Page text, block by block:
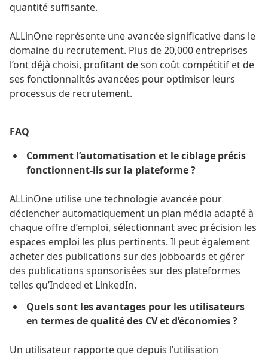
quantité suffisante.
ALLinOne représente une avancée significative dans le
domaine du recrutement. Plus de 20,000 entreprises
l’ont déjà choisi, profitant de son coût compétitif et de
ses fonctionnalités avancées pour optimiser leurs
processus de recrutement.
FAQ
Comment l’automatisation et le ciblage précis
fonctionnent-ils sur la plateforme ?
ALLinOne utilise une technologie avancée pour
déclencher automatiquement un plan média adapté à
chaque offre d’emploi, sélectionnant avec précision les
espaces emploi les plus pertinents. Il peut également
acheter des publications sur des jobboards et gérer
des publications sponsorisées sur des plateformes
telles qu’Indeed et LinkedIn.
Quels sont les avantages pour les utilisateurs
en termes de qualité des CV et d’économies ?
Un utilisateur rapporte que depuis l’utilisation